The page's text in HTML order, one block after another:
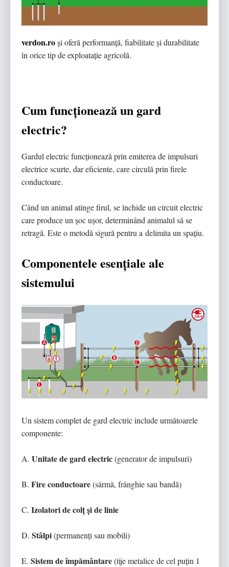
verdon.roși oferă performanță, fiabilitate și durabilitate
în orice tip de exploatație agricolă.
Cum funcționează un gard
electric?
Gardul electric funcționează prin emiterea de impulsuri
electrice scurte, dar eficiente, care circulă prin firele
conductoare.
Când un animal atinge firul, se închide un circuit electric
care produce un șoc ușor, determinând animalul să se
retragă. Este o metodă sigură pentru a delimita un spațiu.
Componentele esențiale ale
sistemului
Un sistem complet de gard electric include următoarele
componente:
A.Unitate de gard electric(generator de impulsuri)
B.Fire conductoare(sârmă, frânghie sau bandă)
C.Izolatori de colț și de linie
D.Stâlpi(permanenți sau mobili)
E.Sistem de împământare(tije metalice de cel puțin 1